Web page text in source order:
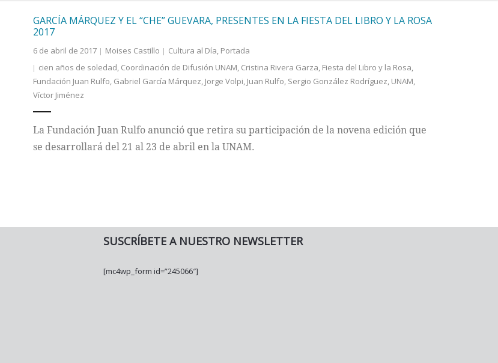
GARCÍA MÁRQUEZ Y EL “CHE” GUEVARA, PRESENTES EN LA FIESTA DEL LIBRO Y LA ROSA
2017
6 de abril de 2017 Moises Castillo Cultura al Día, Portada
cien años de soledad, Coordinación de Difusión UNAM, Cristina Rivera Garza, Fiesta del Libro y la Rosa,
Fundación Juan Rulfo, Gabriel García Márquez, Jorge Volpi, Juan Rulfo, Sergio González Rodríguez, UNAM,
Víctor Jiménez
La Fundación Juan Rulfo anunció que retira su participación de la novena edición que
se desarrollará del 21 al 23 de abril en la UNAM.
SUSCRÍBETE A NUESTRO NEWSLETTER
[mc4wp_form id=”245066″]